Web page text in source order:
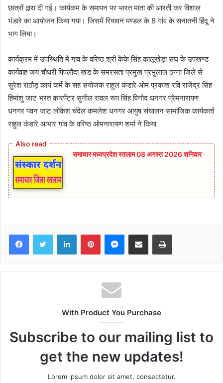
छात्रों द्वारा दी गई। कार्यकम के समापन पर भारत माता की आरती कर विशाल
भंडारे का आयोजन किया गया। जिसमें रियावन मण्डल के 8 गांव के सनातनी हिंदू ने
भाग लिया।
कार्यक्रम में उपस्थिति में गांव के वरिष्ठ श्री केके सिंह कालूखेड़ा संघ के उपखण्ड
कार्यवाह जय चौधरी पिपलौदा खंड के समरसता प्रमुख प्रभुलाल ठन्ना जिले से
सुरेश राठौड़ कार्य कर्म के सह संयोजक राहुल कंडारे ओम प्रकाश रवि राजेंद्र सिंह
हिमांशु जाट भरत कारपेंटर सुनील रावल रूप सिंह विनोद धनगर प्रेमनारायण
धनगर पवन जाट लोकेश चंदेल कमलेश धनगर आयुष संचालन सामाजिक कार्यकर्ता
राहुल कंडारे आभार गांव के वरिष्ठ ओमनारायण शर्मा ने किया
समाचार मध्यप्रदेश रतलाम 08 अगस्त 2026 शनिवार
FacebookTwitter LinkedInPinterestMessenger
Share via Email Print
With Product You Purchase
Subscribe to our mailing list to
get the new updates!
Lorem ipsum dolor sit amet, consectetur.